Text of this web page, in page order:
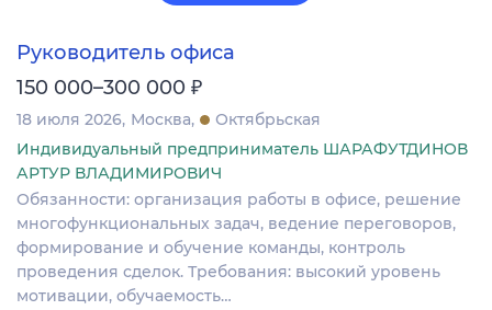
Руководитель офиса
150 000–300 000 ₽
18 июля 2026 Москва
Октябрьская
Индивидуальный предприниматель ШАРАФУТДИНОВ
АРТУР ВЛАДИМИРОВИЧ
Обязанности: организация работы в офисе, решение
многофункциональных задач, ведение переговоров,
формирование и обучение команды, контроль
проведения сделок. Требования: высокий уровень
мотивации, обучаемость…